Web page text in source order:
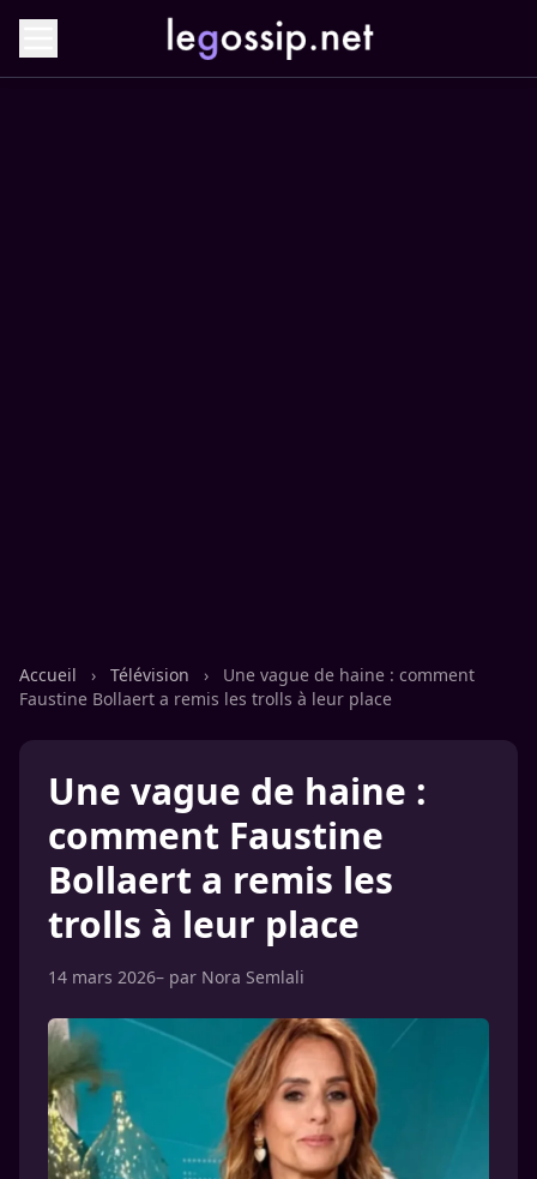
Accueil › Télévision ›
Une vague de haine : comment
Faustine Bollaert a remis les trolls à leur place
Une vague de haine :
comment Faustine
Bollaert a remis les
trolls à leur place
14 mars 2026– par Nora Semlali